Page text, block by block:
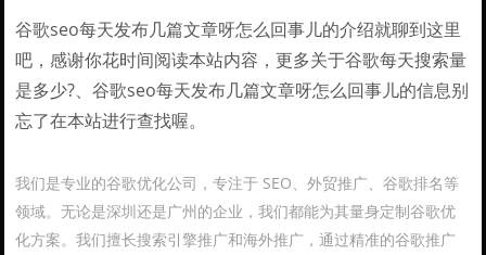
谷歌seo每天发布几篇文章呀怎么回事儿的介绍就聊到这里
吧，感谢你花时间阅读本站内容，更多关于谷歌每天搜索量
是多少?、谷歌seo每天发布几篇文章呀怎么回事儿的信息别
忘了在本站进行查找喔。
我们是专业的谷歌优化公司，专注于 SEO、外贸推广、谷歌排名等
领域。无论是深圳还是广州的企业，我们都能为其量身定制谷歌优
化方案。我们擅长搜索引擎推广和海外推广，通过精准的谷歌推广